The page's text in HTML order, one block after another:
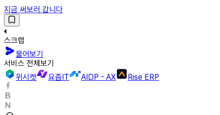
지금 써보러 갑니다
스크랩
물어보기
서비스 전체보기
위시켓
요즘IT AIDP - AX Rise ERP